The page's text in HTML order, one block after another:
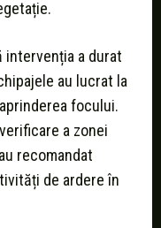
a durat
au lucrat la
focului.
a zonei
recomandat
de ardere în